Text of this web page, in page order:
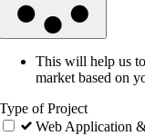
This will help us
market based on
Type of Project
Web Application